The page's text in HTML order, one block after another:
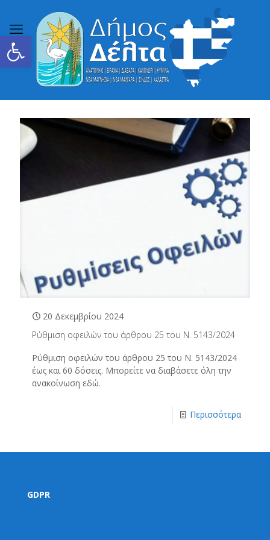
Ανοίξτε τη γραμμή εργαλείων
20 Δεκεμβρίου 2024
Ρύθμιση οφειλών του άρθρου 25 του Ν. 5143/2024
Ρύθμιση οφειλών του άρθρου 25 του Ν. 5143/2024
έως και 60 δόσεις. Μπορείτε να διαβάσετε όλη την
ανακοίνωση εδώ.
Περισσότερα
GDPR